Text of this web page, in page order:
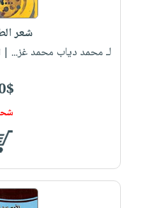
شعر
لـ محمد دياب محمد غز... |